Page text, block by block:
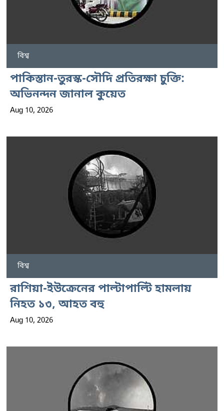
বিশ্ব
পাকিস্তান-তুরস্ক-সৌদি প্রতিরক্ষা চুক্তি:
অভিনন্দন জানাল কুয়েত
Aug 10, 2026
বিশ্ব
রাশিয়া-ইউক্রেনের পাল্টাপাল্টি হামলায়
নিহত ১৩, আহত বহু
Aug 10, 2026